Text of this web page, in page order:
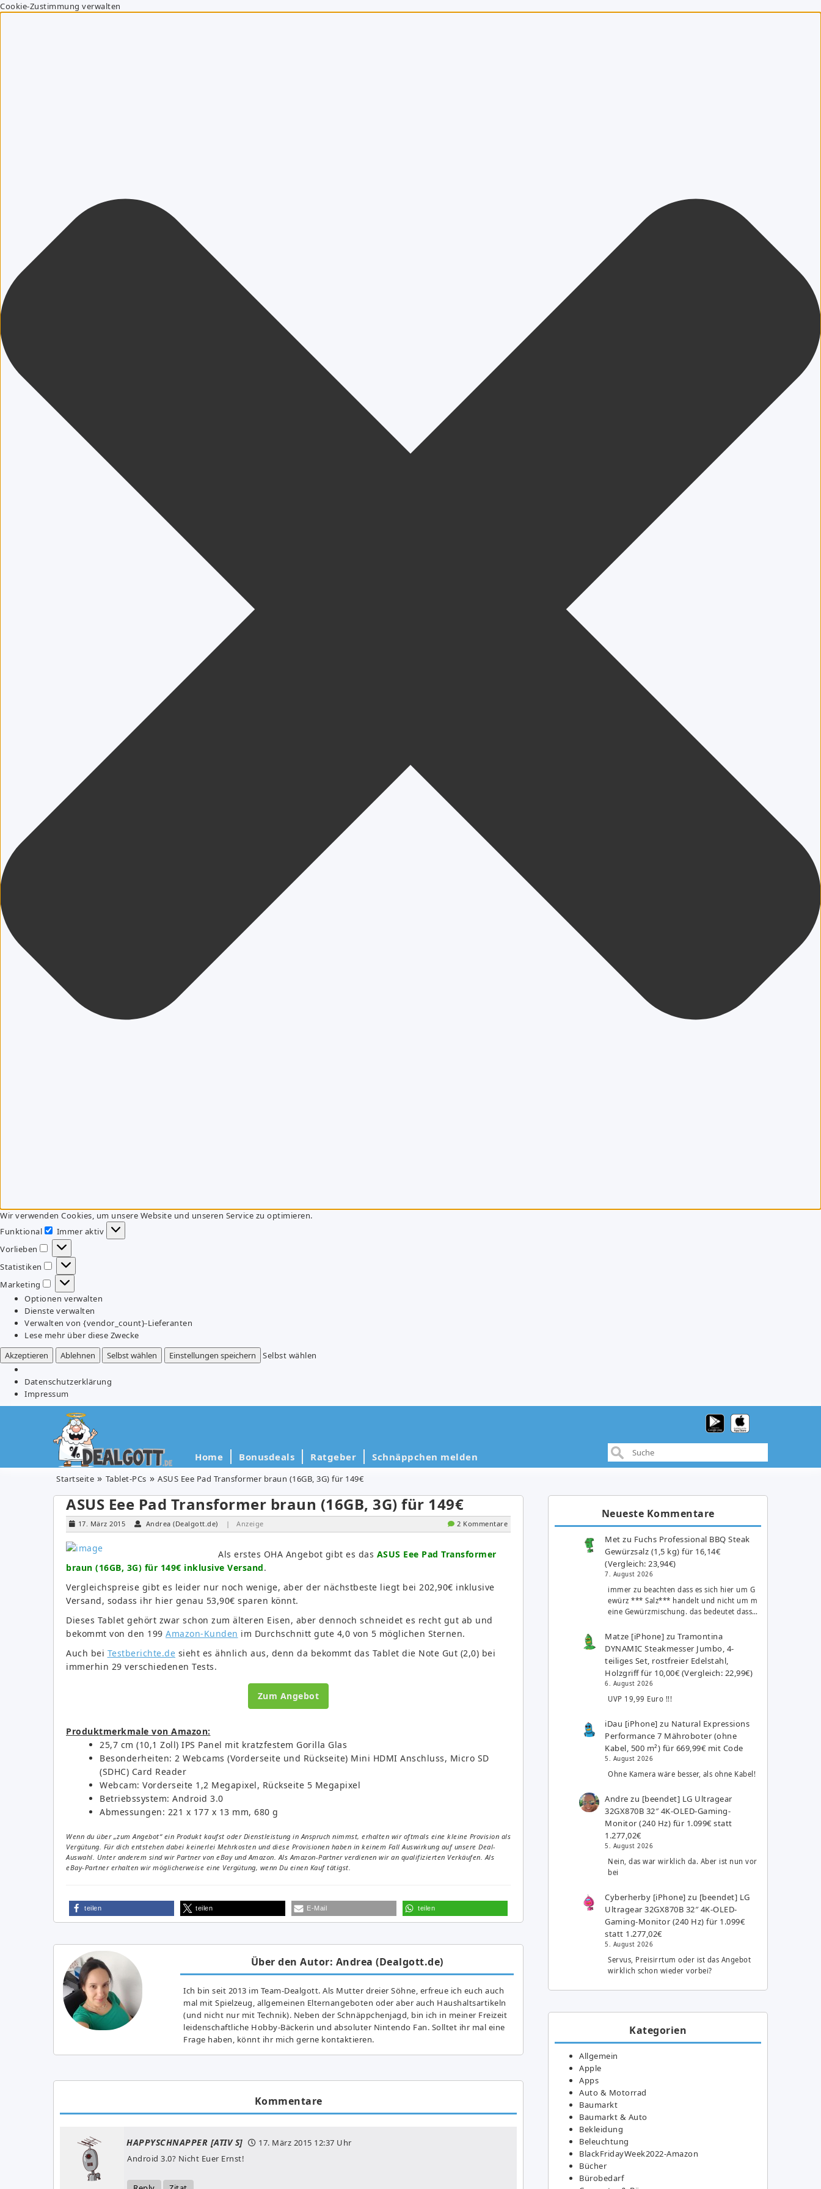
Cookie-Zustimmung verwalten
Wir verwenden Cookies, um unsere Website und unseren Service zu optimieren.
Funktional
Funktional
Immer aktiv
Vorlieben
Vorlieben
Statistiken
Statistiken
Marketing
Marketing
Optionen verwalten
Dienste verwalten
Verwalten von {vendor_count}-Lieferanten
Lese mehr über diese Zwecke
Akzeptieren
Ablehnen Selbst wählen Einstellungen speichern Selbst wählen
Datenschutzerklärung
Impressum
Home Bonusdeals Ratgeber Schnäppchen melden
Startseite Tablet-PCs ASUS Eee Pad Transformer braun (16GB, 3G) für 149€
ASUS Eee Pad Transformer braun (16GB, 3G) für 149€
17. März 2015 Andrea (Dealgott.de) | Anzeige 2 Kommentare
Als erstes OHA Angebot gibt es das ASUS Eee Pad Transformer
braun (16GB, 3G) für 149€ inklusive Versand.
Vergleichspreise gibt es leider nur noch wenige, aber der nächstbeste liegt bei 202,90€ inklusive
Versand, sodass ihr hier genau 53,90€ sparen könnt.
Dieses Tablet gehört zwar schon zum älteren Eisen, aber dennoch schneidet es recht gut ab und
bekommt von den 199 Amazon-Kunden im Durchschnitt gute 4,0 von 5 möglichen Sternen.
Auch bei Testberichte.de sieht es ähnlich aus, denn da bekommt das Tablet die Note Gut (2,0) bei
immerhin 29 verschiedenen Tests.
Zum Angebot
Produktmerkmale von Amazon:
25,7 cm (10,1 Zoll) IPS Panel mit kratzfestem Gorilla Glas
Besonderheiten: 2 Webcams (Vorderseite und Rückseite) Mini HDMI Anschluss, Micro SD
(SDHC) Card Reader
Webcam: Vorderseite 1,2 Megapixel, Rückseite 5 Megapixel
Betriebssystem: Android 3.0
Abmessungen: 221 x 177 x 13 mm, 680 g
Wenn du über „zum Angebot“ ein Produkt kaufst oder Dienstleistung in Anspruch nimmst, erhalten wir oftmals eine kleine Provision als
Vergütung. Für dich entstehen dabei keinerlei Mehrkosten und diese Provisionen haben in keinem Fall Auswirkung auf unsere Deal-
Auswahl. Unter anderem sind wir Partner von eBay und Amazon. Als Amazon-Partner verdienen wir an qualifizierten Verkäufen. Als
eBay-Partner erhalten wir möglicherweise eine Vergütung, wenn Du einen Kauf tätigst.
teilen teilen E-Mail teilen
Über den Autor: Andrea (Dealgott.de)
Ich bin seit 2013 im Team-Dealgott. Als Mutter dreier Söhne, erfreue ich euch auch
mal mit Spielzeug, allgemeinen Elternangeboten oder aber auch Haushaltsartikeln
(und nicht nur mit Technik). Neben der Schnäppchenjagd, bin ich in meiner Freizeit
leidenschaftliche Hobby-Bäckerin und absoluter Nintendo Fan. Solltet ihr mal eine
Frage haben, könnt ihr mich gerne kontaktieren.
Kommentare
HAPPYSCHNAPPER [ATIV S] 17. März 2015 12:37 Uhr
Android 3.0? Nicht Euer Ernst!
Neueste Kommentare
Met zu Fuchs Professional BBQ Steak
Gewürzsalz (1,5 kg) für 16,14€
(Vergleich: 23,94€)
7. August 2026
immer zu beachten dass es sich hier um G
ewürz *** Salz*** handelt und nicht um m
eine Gewürzmischung. das bedeutet dass…
Matze [iPhone] zuTramontina
DYNAMIC Steakmesser Jumbo, 4-
teiliges Set, rostfreier Edelstahl,
Holzgriff für 10,00€ (Vergleich: 22,99€)
6. August 2026
UVP 19,99 Euro !!!
iDau [iPhone] zu Natural Expressions
Performance 7 Mähroboter (ohne
Kabel, 500 m²) für 669,99€ mit Code
5. August 2026
Ohne Kamera wäre besser, als ohne Kabel!
Andre zu [beendet] LG Ultragear
32GX870B 32″ 4K-OLED-Gaming-
Monitor (240 Hz) für 1.099€ statt
1.277,02€
5. August 2026
Nein, das war wirklich da. Aber ist nun vor
bei
Cyberherby [iPhone] zu [beendet] LG
Ultragear 32GX870B 32″ 4K-OLED-
Gaming-Monitor (240 Hz) für 1.099€
statt 1.277,02€
5. August 2026
Servus, Preisirrtum oder ist das Angebot
wirklich schon wieder vorbei?
Kategorien
Allgemein
Apple
Apps
Auto & Motorrad
Baumarkt
Baumarkt & Auto
Bekleidung
Beleuchtung
BlackFridayWeek2022-Amazon
Bücher
Bürobedarf